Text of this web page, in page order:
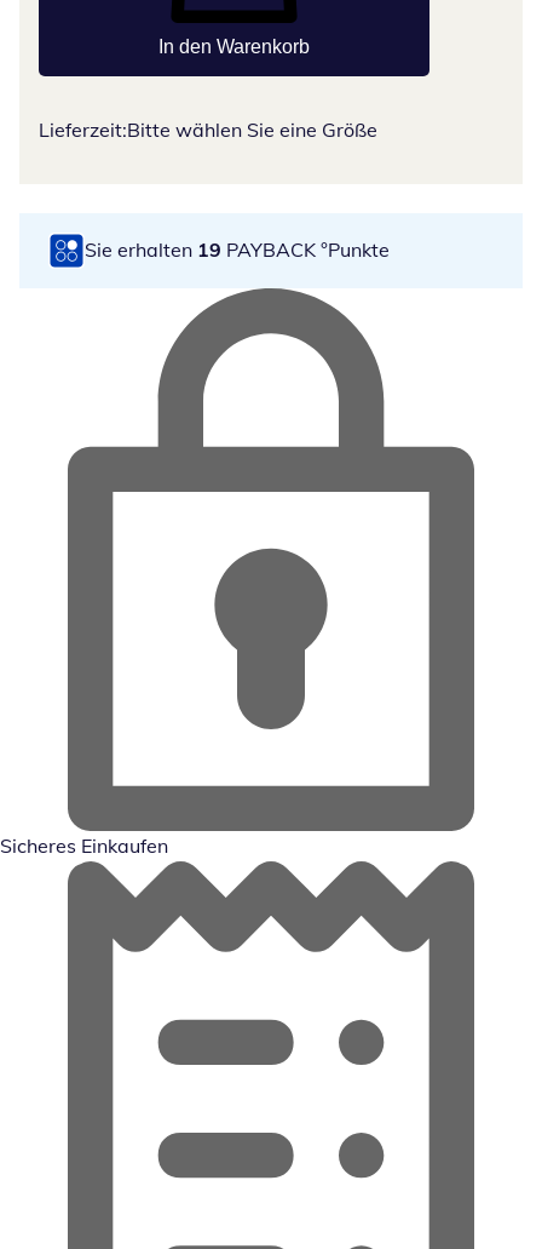
In den Warenkorb
Lieferzeit:Bitte wählen Sie eine Größe
Sie erhalten 19 PAYBACK °Punkte
Sicheres Einkaufen